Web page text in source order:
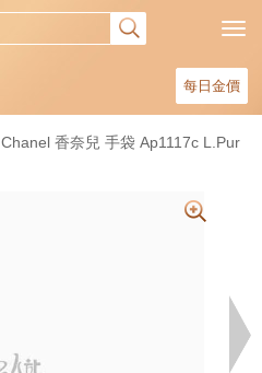
每日金價
Chanel 香奈兒 手袋 Ap1117c L.Pur